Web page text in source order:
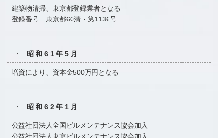
建築物清掃、東京都登録業者となる
登録番号 東京都60清・第1136号
・ 昭和61年5月
増資により、資本金500万円となる
・ 昭和62年1月
公益社団法人全国ビルメンテナンス協会加入
公益社団法人東京ビルメンテナンス協会加入